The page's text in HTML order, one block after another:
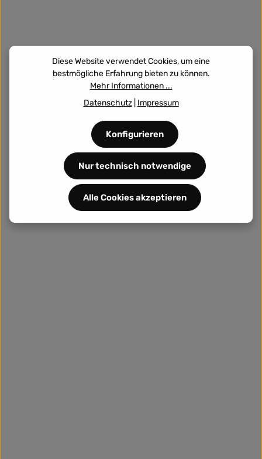
Diese Website verwendet Cookies, um eine
bestmögliche Erfahrung bieten zu können.
Mehr Informationen ...
Datenschutz| Impressum
Nur technisch notwendige
Konfigurieren
Alle Cookies akzeptieren